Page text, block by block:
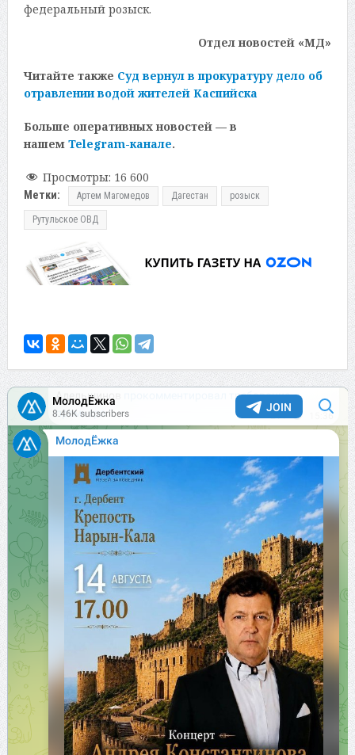
федеральный розыск.
Отдел новостей «МД»
Читайте также Суд вернул в прокуратуру дело об
отравлении водой жителей Каспийска
Больше оперативных новостей — в
нашем Telegram-канале.
Просмотры: 16 600
Метки: Артем Магомедов Дагестан розыск
Рутульское ОВД